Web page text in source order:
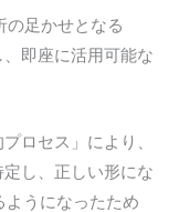
足かせとなる
、即座に活用可能な
ロセス」により、
し、正しい形にな
ようになったため